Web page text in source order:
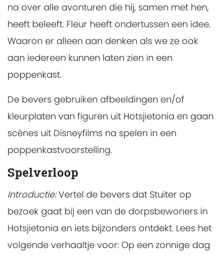
na over alle avonturen die hij, samen met hen,
heeft beleeft. Fleur heeft ondertussen een idee.
Waaron er alleen aan denken als we ze ook
aan iedereen kunnen laten zien in een
poppenkast.
De bevers gebruiken afbeeldingen en/of
kleurplaten van figuren uit Hotsjietonia en gaan
scènes uit Disneyfilms na spelen in een
poppenkastvoorstelling.
Spelverloop
Introductie:Vertel de bevers dat Stuiter op
bezoek gaat bij een van de dorpsbewoners in
Hotsjietonia en iets bijzonders ontdekt. Lees het
volgende verhaaltje voor: Op een zonnige dag